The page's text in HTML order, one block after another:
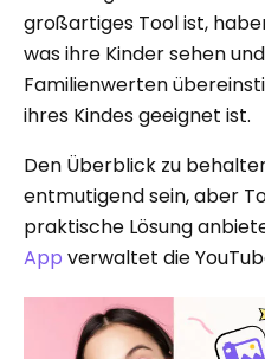
großartiges Tool ist,
was ihre Kinder sehen
Familienwerten
ihres Kindes geeignet ist.
Den Überblick zu
entmutigend sein, aber
praktische Lösung
App verwaltet die